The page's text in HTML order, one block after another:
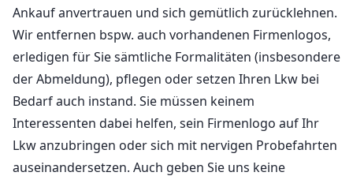
Ankauf anvertrauen und sich gemütlich zurücklehnen.
Wir entfernen bspw. auch vorhandenen Firmenlogos,
erledigen für Sie sämtliche Formalitäten (insbesondere
der Abmeldung), pflegen oder setzen Ihren Lkw bei
Bedarf auch instand. Sie müssen keinem
Interessenten dabei helfen, sein Firmenlogo auf Ihr
Lkw anzubringen oder sich mit nervigen Probefahrten
auseinandersetzen. Auch geben Sie uns keine